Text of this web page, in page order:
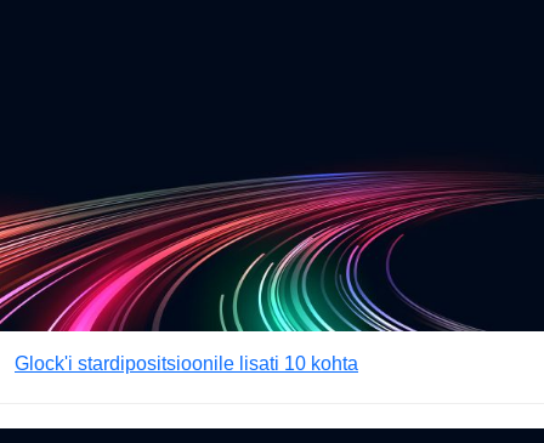
Glock'i stardipositsioonile lisati 10 kohta